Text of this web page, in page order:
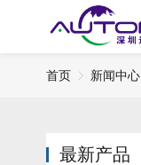
首页 新闻中心
最新产品